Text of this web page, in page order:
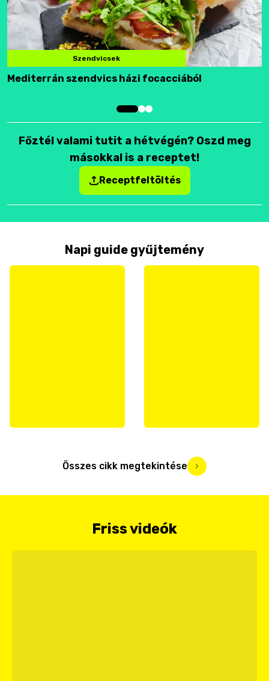
Szendvicsek
Mediterrán szendvics házi focacciából
Főztél valami tutit a hétvégén? Oszd meg
másokkal is a receptet!
Receptfeltöltés
Napi guide gyűjtemény
Összes cikk megtekintése
Friss videók